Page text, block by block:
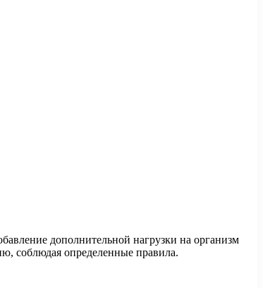
дополнительной нагрузки на организм
соблюдая определенные правила.